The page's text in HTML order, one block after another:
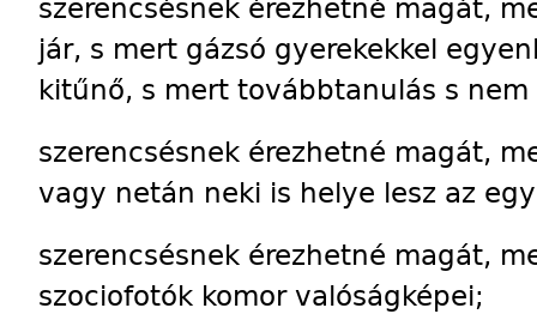
szerencsésnek érezhetné magát,
jár, s mert gázsó gyerekekkel
kitűnő, s mert továbbtanulás s
szerencsésnek érezhetné magát,
vagy netán neki is helye lesz az
szerencsésnek érezhetné magát,
szociofotók komor valóságképei;